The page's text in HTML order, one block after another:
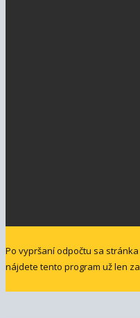
Po vypršaní odpočtu sa
nájdete tento program už len